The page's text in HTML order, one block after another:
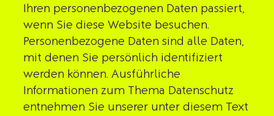
Ihren personenbezogenen Daten passiert,
wenn Sie diese Website besuchen.
Personenbezogene Daten sind alle Daten,
mit denen Sie persönlich identifiziert
werden können. Ausführliche
Informationen zum Thema Datenschutz
entnehmen Sie unserer unter diesem Text